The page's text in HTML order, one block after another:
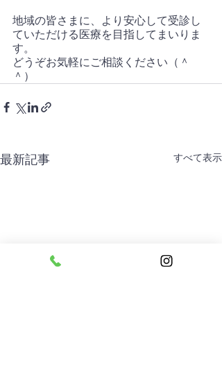
地域の皆さまに、より安心して受診し
ていただける医療を目指してまいりま
す。
どうぞお気軽にご相談ください（＾
＾）
最新記事 すべて表示